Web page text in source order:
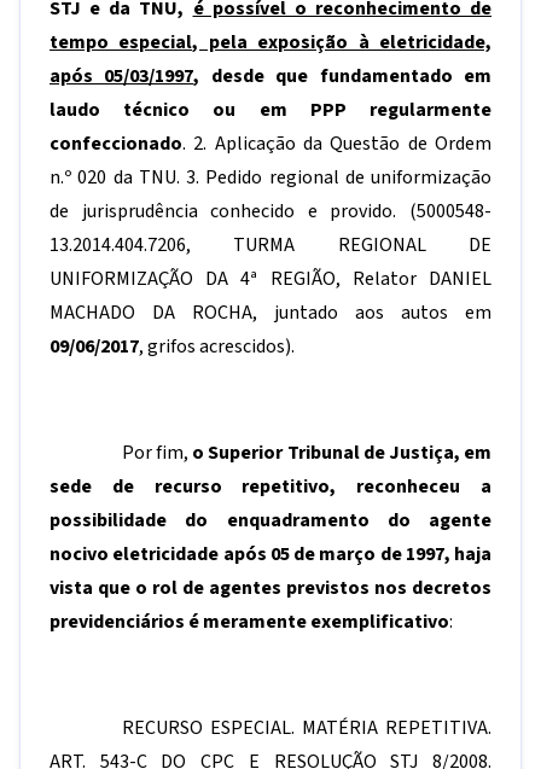
STJ e da TNU, é possível o reconhecimento de
tempo especial, pela exposição à eletricidade,
após 05/03/1997, desde que fundamentado em
laudo técnico ou em PPP regularmente
confeccionado. 2. Aplicação da Questão de Ordem
n.º 020 da TNU. 3. Pedido regional de uniformização
de jurisprudência conhecido e provido. (5000548-
13.2014.404.7206, TURMA REGIONAL DE
UNIFORMIZAÇÃO DA 4ª REGIÃO, Relator DANIEL
MACHADO DA ROCHA, juntado aos autos em
09/06/2017, grifos acrescidos).
Por fim, o Superior Tribunal de Justiça, em
sede de recurso repetitivo, reconheceu a
possibilidade do enquadramento do agente
nocivo eletricidade após 05 de março de 1997, haja
vista que o rol de agentes previstos nos decretos
previdenciários é meramente exemplificativo:
RECURSO ESPECIAL. MATÉRIA REPETITIVA.
ART. 543-C DO CPC E RESOLUÇÃO STJ 8/2008.